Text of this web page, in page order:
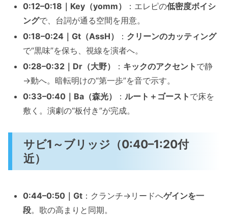
0:12–0:18｜Key（yomm） ：エレピの低密度ボイシ
ングで、台詞が通る空間を用意。
0:18–0:24｜Gt（AssH）
： クリーンのカッティング
で“黒味”を保ち、視線を演者へ。
0:28–0:32｜Dr（大野）
： キックのアクセント で静
→動へ。暗転明けの“第一歩”を音で示す。
0:33–0:40｜Ba（森光）
：ルート＋ゴースト で床を
敷く。演劇の“板付き”が完成。
サビ1～ブリッジ（0:40–1:20付
近）
0:44–0:50｜Gt ：クランチ→リードへゲインを一
段。歌の高まりと同期。